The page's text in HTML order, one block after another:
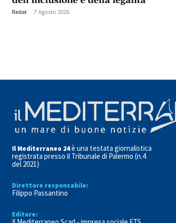
Redat - 7 Agosto 2026
Il Mediterraneo 24è una testata giornalistica
registrata presso il Tribunale di Palermo (n.4
del 2021)
Direttore responsabile:
Filippo Passantino
Editore: